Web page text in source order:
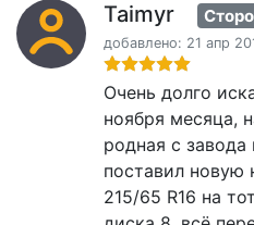
Taimyr
добавлено: 21 апр
Очень долго
ноября месяца,
родная с
поставил новую
215/65 R16 на